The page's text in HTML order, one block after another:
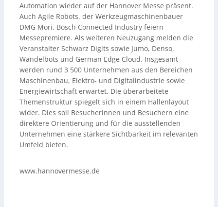
Automation wieder auf der Hannover Messe präsent.
Auch Agile Robots, der Werkzeugmaschinenbauer
DMG Mori, Bosch Connected Industry feiern
Messepremiere. Als weiteren Neuzugang melden die
Veranstalter Schwarz Digits sowie Jumo, Denso,
Wandelbots und German Edge Cloud. Insgesamt
werden rund 3 500 Unternehmen aus den Bereichen
Maschinenbau, Elektro- und Digitalindustrie sowie
Energiewirtschaft erwartet. Die überarbeitete
Themenstruktur spiegelt sich in einem Hallenlayout
wider. Dies soll Besucherinnen und Besuchern eine
direktere Orientierung und für die ausstellenden
Unternehmen eine stärkere Sichtbarkeit im relevanten
Umfeld bieten.
www.hannovermesse.de